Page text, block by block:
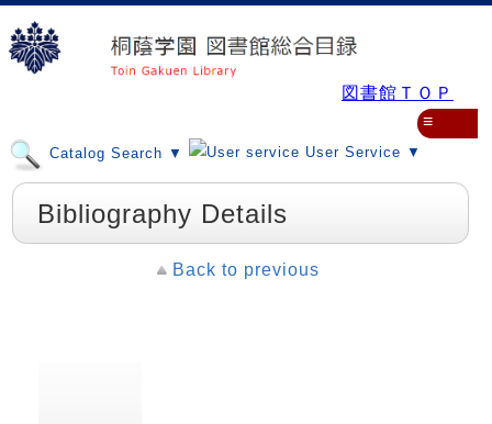
図書館ＴＯＰ
Catalog Search ▼ User Service ▼
≡
Bibliography Details
Back to previous